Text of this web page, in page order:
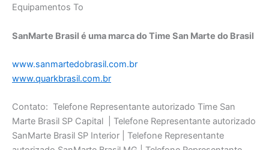
SanMarte Brasil é uma marca do Time San Marte do Brasil
www.sanmartedobrasil.com.br
www.quarkbrasil.com.br
Contato: Telefone Representante autorizado Time San
Marte Brasil SP Capital | Telefone Representante autorizado
SanMarte Brasil SP Interior | Telefone Representante